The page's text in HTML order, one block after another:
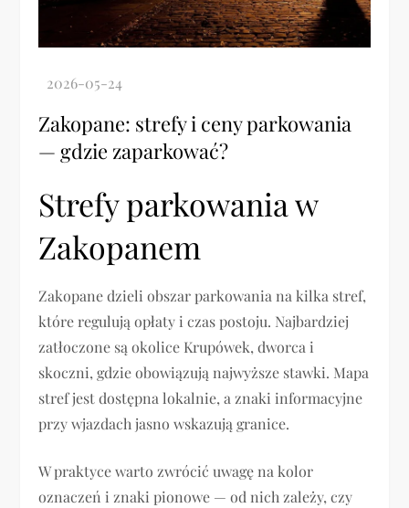
Zakopane: strefy i ceny parkowania
— gdzie zaparkować?
Strefy parkowania w
Zakopanem
Zakopane dzieli obszar parkowania na kilka stref,
które regulują opłaty i czas postoju. Najbardziej
zatłoczone są okolice Krupówek, dworca i
skoczni, gdzie obowiązują najwyższe stawki. Mapa
stref jest dostępna lokalnie, a znaki informacyjne
przy wjazdach jasno wskazują granice.
W praktyce warto zwrócić uwagę na kolor
oznaczeń i znaki pionowe — od nich zależy, czy